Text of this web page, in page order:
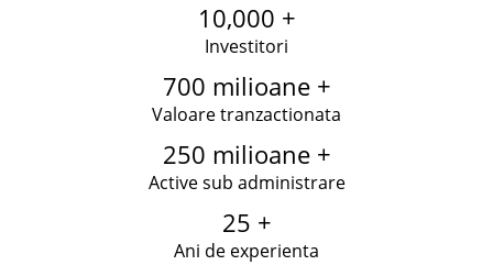
10,000 +
Investitori
700 milioane +
Valoare tranzactionata
250 milioane +
Active sub administrare
25 +
Ani de experienta